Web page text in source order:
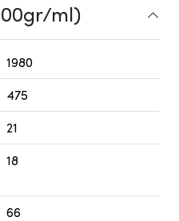
ml)
1980
475
21
18
66